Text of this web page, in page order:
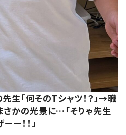
生「何そのTシャツ！？」→職
かの光景に…「そりゃ先生
ー！！」